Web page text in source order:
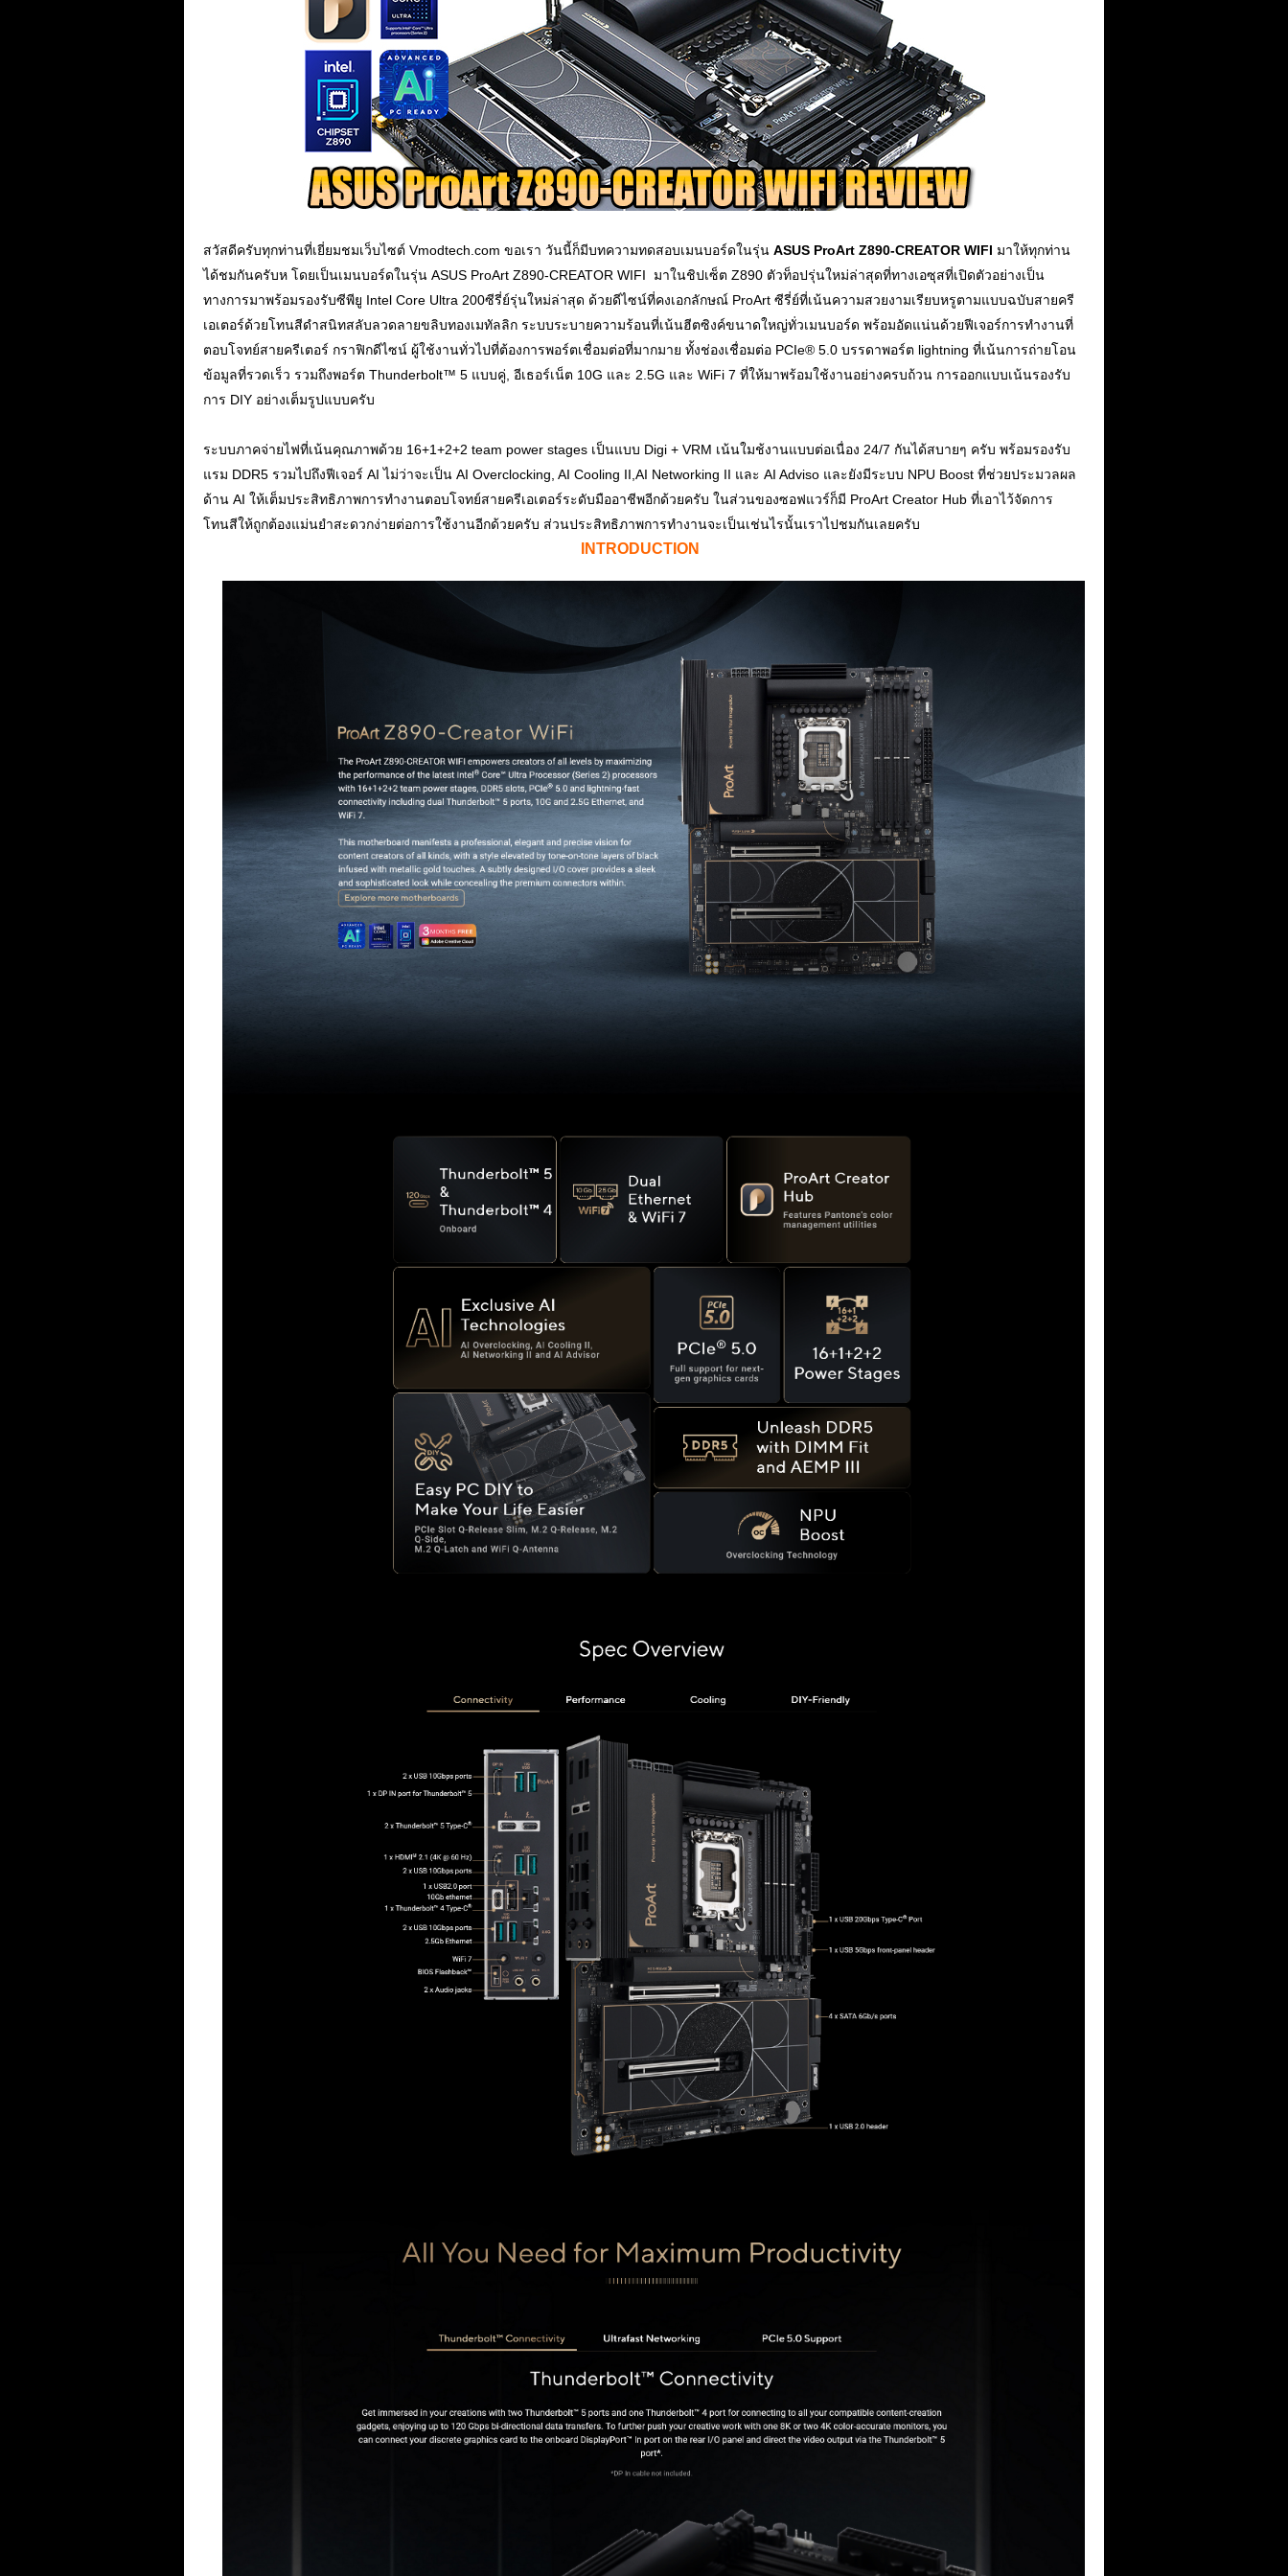
สวัสดีครับทุกท่านที่เยี่ยมชมเว็บไซต์ Vmodtech.com ขอเรา วันนี้ก็มีบทความทดสอบเมนบอร์ดในรุ่น ASUS ProArt Z890-CREATOR WIFI มาให้ทุกท่าน
ได้ชมกันครับห โดยเป็นเมนบอร์ดในรุ่น ASUS ProArt Z890-CREATOR WIFI มาในชิปเซ็ต Z890 ตัวท็อปรุ่นใหม่ล่าสุดที่ทางเอซุสที่เปิดตัวอย่างเป็น
ทางการมาพร้อมรองรับซีพียู Intel Core Ultra 200ซีรี่ย์รุ่นใหม่ล่าสุด ด้วยดีไซน์ที่คงเอกลักษณ์ ProArt ซีรี่ย์ที่เน้นความสวยงามเรียบหรูตามแบบฉบับสายครี
เอเตอร์ด้วยโทนสีดำสนิทสลับลวดลายขลิบทองเมทัลลิก ระบบระบายความร้อนที่เน้นฮีตซิงค์ขนาดใหญ่ทั่วเมนบอร์ด พร้อมอัดแน่นด้วยฟีเจอร์การทำงานที่
ตอบโจทย์สายครีเตอร์ กราฟิกดีไซน์ ผู้ใช้งานทั่วไปที่ต้องการพอร์ตเชื่อมต่อที่มากมาย ทั้งช่องเชื่อมต่อ PCIe® 5.0 บรรดาพอร์ต lightning ที่เน้นการถ่ายโอน
ข้อมูลที่รวดเร็ว รวมถึงพอร์ต Thunderbolt™ 5 แบบคู่, อีเธอร์เน็ต 10G และ 2.5G และ WiFi 7 ที่ให้มาพร้อมใช้งานอย่างครบถ้วน การออกแบบเน้นรองรับ
การ DIY อย่างเต็มรูปแบบครับ
ระบบภาคจ่ายไฟที่เน้นคุณภาพด้วย 16+1+2+2 team power stages เป็นแบบ Digi + VRM เน้นใมช้งานแบบต่อเนื่อง 24/7 กันได้สบายๆ ครับ พร้อมรองรับ
แรม DDR5 รวมไปถึงฟีเจอร์ AI ไม่ว่าจะเป็น AI Overclocking, AI Cooling II,AI Networking II และ AI Adviso และยังมีระบบ NPU Boost ที่ช่วยประมวลผล
ด้าน AI ให้เต็มประสิทธิภาพการทำงานตอบโจทย์สายครีเอเตอร์ระดับมืออาชีพอีกด้วยครับ ในส่วนของซอฟแวร์ก็มี ProArt Creator Hub ที่เอาไว้จัดการ
โทนสีให้ถูกต้องแม่นยำสะดวกง่ายต่อการใช้งานอีกด้วยครับ ส่วนประสิทธิภาพการทำงานจะเป็นเช่นไรนั้นเราไปชมกันเลยครับ
INTRODUCTION